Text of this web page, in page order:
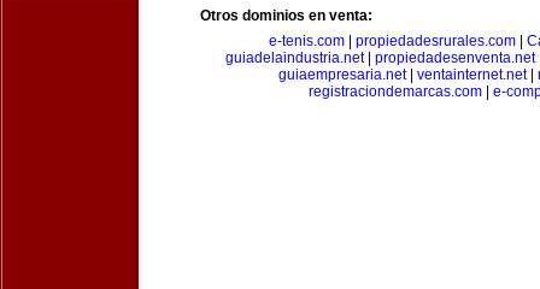
Otros dominios en venta:
e-tenis.com
propiedadesrurales.com
guiadelaindustria.net propiedadesenventa.net
guiaempresaria.net| ventainternet.net|
registraciondemarcas.com| e-